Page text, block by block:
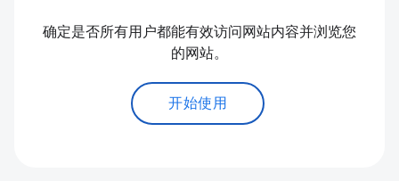
确定是否所有用户都能有效访问网站内容并浏览您
的网站。
开始使用